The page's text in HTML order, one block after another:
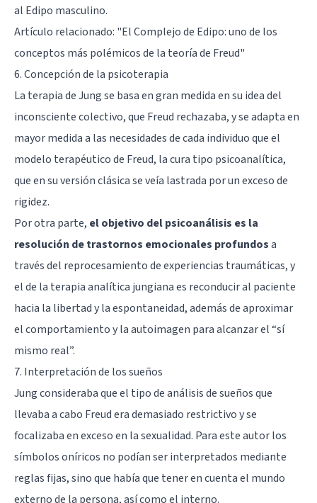
al Edipo masculino.
Artículo relacionado: "El Complejo de Edipo: uno de los
conceptos más polémicos de la teoría de Freud"
6. Concepción de la psicoterapia
La terapia de Jung se basa en gran medida en su idea del
inconsciente colectivo, que Freud rechazaba, y se adapta en
mayor medida a las necesidades de cada individuo que el
modelo terapéutico de Freud, la cura tipo psicoanalítica,
que en su versión clásica se veía lastrada por un exceso de
rigidez.
Por otra parte, el objetivo del psicoanálisis es la
resolución de trastornos emocionales profundosa
través del reprocesamiento de experiencias traumáticas, y
el de la terapia analítica jungiana es reconducir al paciente
hacia la libertad y la espontaneidad, además de aproximar
el comportamiento y la autoimagen para alcanzar el “sí
mismo real”.
7. Interpretación de los sueños
Jung consideraba que el tipo de análisis de sueños que
llevaba a cabo Freud era demasiado restrictivo y se
focalizaba en exceso en la sexualidad. Para este autor los
símbolos oníricos no podían ser interpretados mediante
reglas fijas, sino que había que tener en cuenta el mundo
externo de la persona, así como el interno.